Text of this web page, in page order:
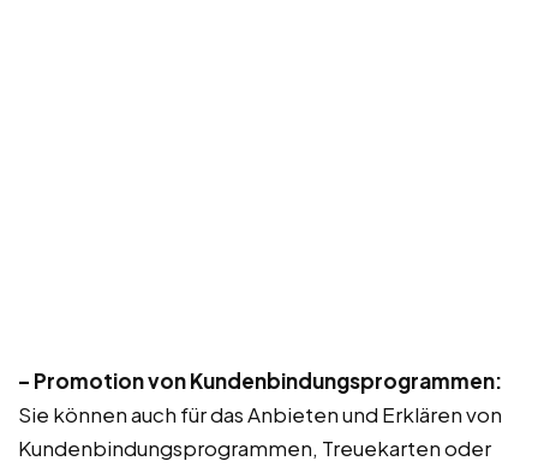
– Promotion von Kundenbindungsprogrammen:
Sie können auch für das Anbieten und Erklären von
Kundenbindungsprogrammen, Treuekarten oder